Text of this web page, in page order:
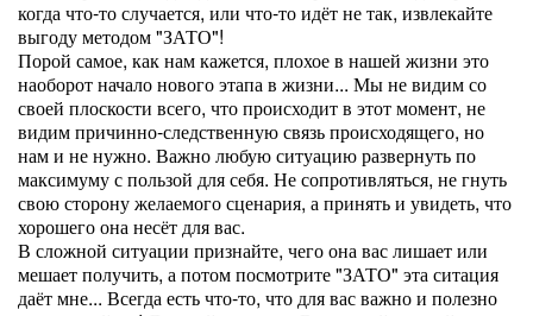
когда что-то случается, или что-то идёт не так, извлекайте
выгоду методом "ЗАТО"!
Порой самое, как нам кажется, плохое в нашей жизни это
наоборот начало нового этапа в жизни... Мы не видим со
своей плоскости всего, что происходит в этот момент, не
видим причинно-следственную связь происходящего, но
нам и не нужно. Важно любую ситуацию развернуть по
максимуму с пользой для себя. Не сопротивляться, не гнуть
свою сторону желаемого сценария, а принять и увидеть, что
хорошего она несёт для вас.
В сложной ситуации признайте, чего она вас лишает или
мешает получить, а потом посмотрите "ЗАТО" эта ситация
даёт мне... Всегда есть что-то, что для вас важно и полезно